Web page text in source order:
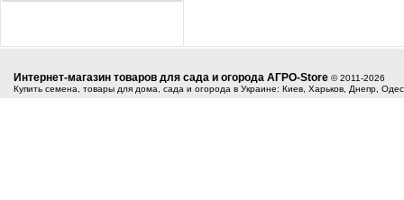
Интернет-магазин товаров для сада и огорода АГРО-Store © 2011-2026
Купить семена, товары для дома, сада и огорода в Украине: Киев, Харьков, Днепр,